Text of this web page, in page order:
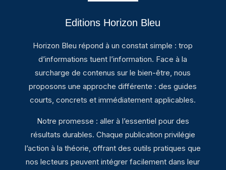
Editions Horizon Bleu
Horizon Bleu répond à un constat simple : trop
d’informations tuent l’information. Face à la
surcharge de contenus sur le bien-être, nous
proposons une approche différente : des guides
courts, concrets et immédiatement applicables.
Notre promesse : aller à l’essentiel pour des
résultats durables. Chaque publication privilégie
l’action à la théorie, offrant des outils pratiques que
nos lecteurs peuvent intégrer facilement dans leur